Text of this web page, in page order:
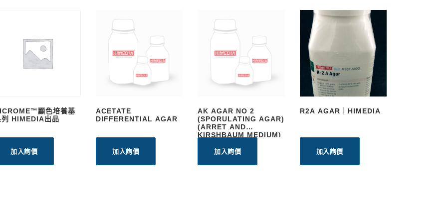
顯色培養基
列 HIMEDIA出品
加入詢價
ACETATE
DIFFERENTIAL AGAR
加入詢價
AK AGAR NO 2
(SPORULATING AGAR)
(ARRET AND
KIRSHBAUM MEDIUM)
加入詢價
R2A AGAR｜HIMEDIA
加入詢價